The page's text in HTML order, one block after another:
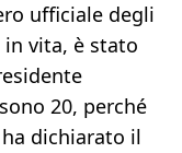
ufficiale degli
in vita, è stato
20, perché
dichiarato il